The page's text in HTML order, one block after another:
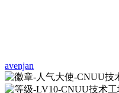
avenjan